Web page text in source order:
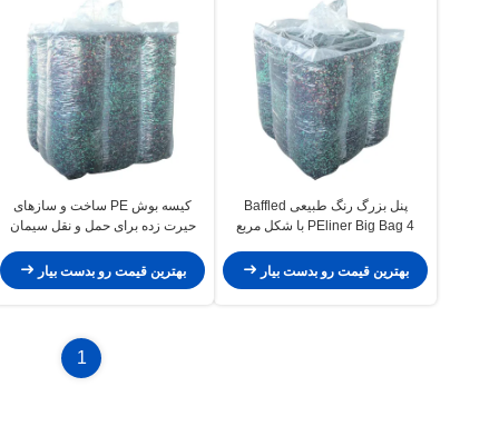
پنل بزرگ رنگ طبیعی Baffled
PEliner Big Bag 4 با شکل مربع
بهترین قیمت رو بدست بیار
کیسه بوش PE ساخت و سازهای
حیرت زده برای حمل و نقل سیمان
بهترین قیمت رو بدست بیار
1